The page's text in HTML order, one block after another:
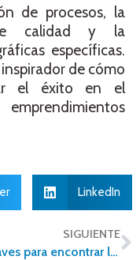
de procesos, la
calidad y la
específicas.
de cómo
el éxito en el
LinkedIn
SIGUIENTE
Las claves para encontrar la casa de tus sueños